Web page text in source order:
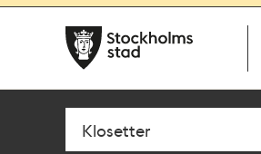
navigationen
huvudinnehållet
Sök